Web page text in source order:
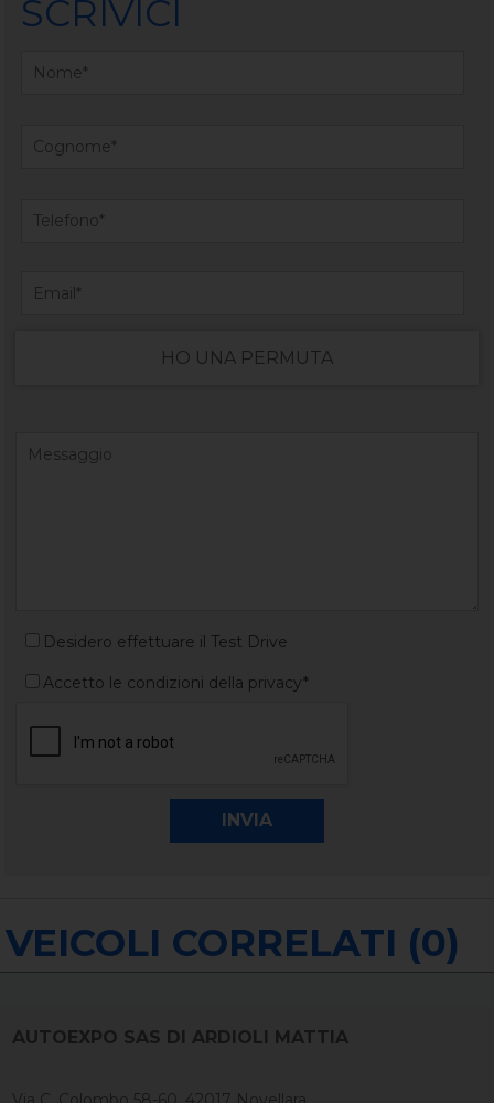
SCRIVICI
HO UNA PERMUTA
Desidero effettuare il Test Drive
Accetto le condizioni della privacy*
VEICOLI CORRELATI (0)
AUTOEXPO SAS DI ARDIOLI MATTIA